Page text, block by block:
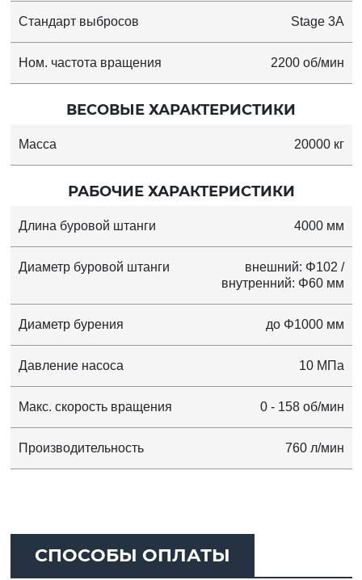
Стандарт выбросов Stage 3A
Ном. частота вращения 2200 об/мин
ВЕСОВЫЕ ХАРАКТЕРИСТИКИ
Масса 20000 кг
РАБОЧИЕ ХАРАКТЕРИСТИКИ
Длина буровой штанги 4000 мм
Диаметр буровой штанги
внешний: Φ102 /
внутренний: Φ60 мм
Диаметр бурения до Φ1000 мм
Давление насоса 10 МПа
Макс. скорость вращения 0 - 158 об/мин
Производительность 760 л/мин
СПОСОБЫ ОПЛАТЫ